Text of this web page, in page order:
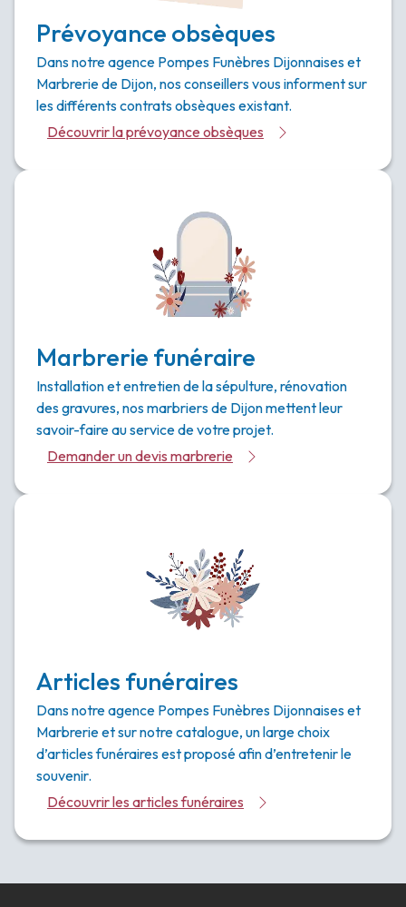
Prévoyance obsèques
Dans notre agence Pompes Funèbres Dijonnaises et
Marbrerie de Dijon, nos conseillers vous informent sur
les différents contrats obsèques existant.
Découvrir la prévoyance obsèques
Marbrerie funéraire
Installation et entretien de la sépulture, rénovation
des gravures, nos marbriers de Dijon mettent leur
savoir-faire au service de votre projet.
Demander un devis marbrerie
Articles funéraires
Dans notre agence Pompes Funèbres Dijonnaises et
Marbrerie et sur notre catalogue, un large choix
d’articles funéraires est proposé afin d’entretenir le
souvenir.
Découvrir les articles funéraires